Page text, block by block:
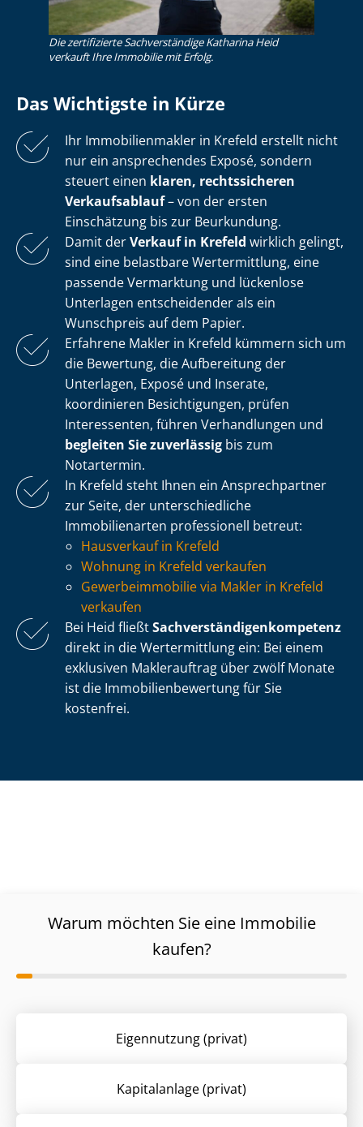
Die zertifizierte Sachverständige Katharina Heid
verkauft Ihre Immobilie mit Erfolg.
Das Wichtigste in Kürze
Ihr Im­mo­bi­li­en­mak­ler in Krefeld erstellt nicht
nur ein ansprechendes Exposé, sondern
steuert einen klaren, rechtssicheren
Verkaufsablauf– von der ersten
Einschätzung bis zur Beurkundung.
Damit derVerkauf in Krefeld wirklich gelingt,
sind eine belastbare Wertermittlung, eine
passende Vermarktung und lückenlose
Unterlagen entscheidender als ein
Wunschpreis auf dem Papier.
Erfahrene Makler in Krefeld kümmern sich um
die Bewertung, die Aufbereitung der
Unterlagen, Exposé und Inserate,
koordinieren Besichtigungen, prüfen
Interessenten, führen Verhandlungen und
begleiten Sie zuverlässig bis zum
Notartermin.
In Krefeld steht Ihnen ein Ansprechpartner
zur Seite, der un­ter­schied­li­che
Immobilienarten professionell betreut:
Hausverkauf in Krefeld
Wohnung in Krefeld verkaufen
Ge­wer­be­im­mo­bi­lie via Makler in Krefeld
verkaufen
Bei Heid fließtSach­ver­stän­di­gen­kom­pe­tenz
direkt in die Wertermittlung ein: Bei einem
exklusiven Maklerauftrag über zwölf Monate
ist die Im­mo­bi­li­en­be­wer­tung für Sie
kostenfrei.
Warum möchten Sie eine Immobilie
kaufen?
Eigennutzung (privat)
Kapitalanlage (privat)